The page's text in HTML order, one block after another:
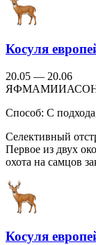
Косуля
20.05 — 20.06
ЯФМАМИИАСО
Способ: С
Селективный
Первое из двух
охота на самцов
Косуля